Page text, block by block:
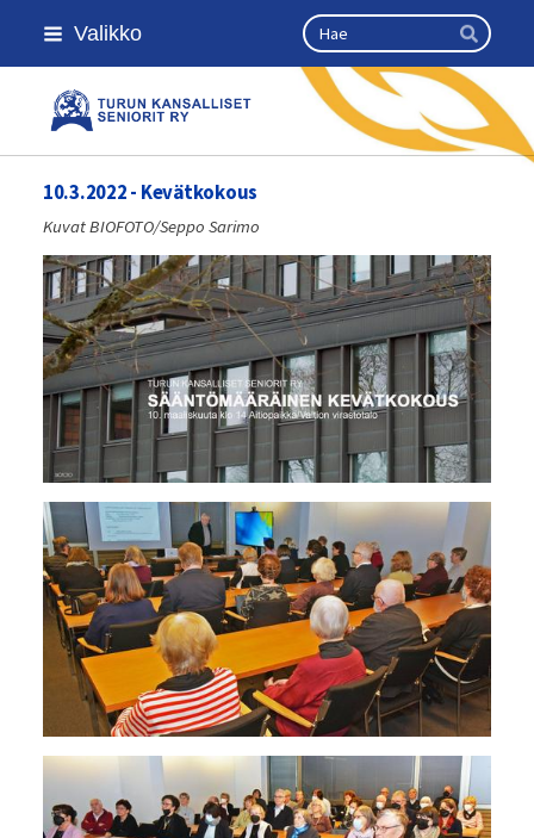
Siirry
sivun
Valikko Haku
Hae
Turun kansalliset seniorit ry
10.3.2022 - Kevätkokous
Kuvat BIOFOTO/Seppo Sarimo